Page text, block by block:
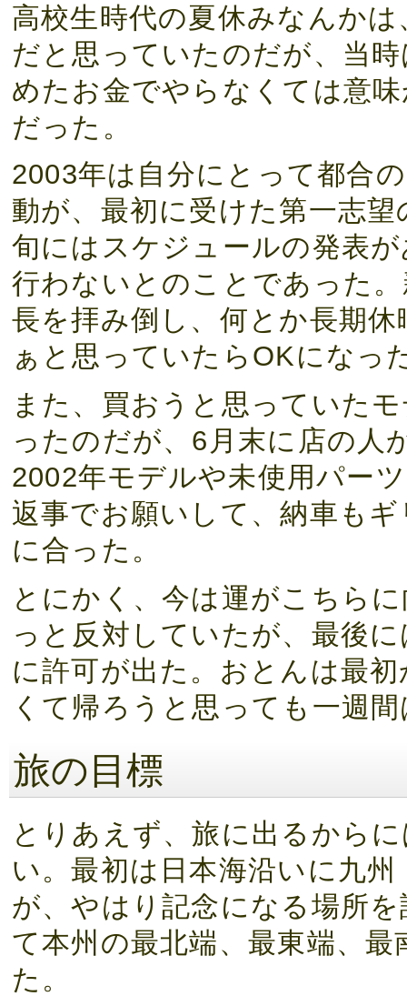
高校生時代の夏休みなんか
だと思っていたのだが、当
めたお金でやらなくては意
だった。
2003年は自分にとって都合
動が、最初に受けた第一志
旬にはスケジュールの発表
行わないとのことであった
長を拝み倒し、何とか長期
ぁと思っていたらOKになっ
また、買おうと思っていた
ったのだが、6月末に店の人
2002年モデルや未使用パー
返事でお願いして、納車も
に合った。
とにかく、今は運がこちら
っと反対していたが、最後
に許可が出た。おとんは最
くて帰ろうと思っても一週
旅の目標
とりあえず、旅に出るから
い。最初は日本海沿いに九
が、やはり記念になる場所
て本州の最北端、最東端、
た。